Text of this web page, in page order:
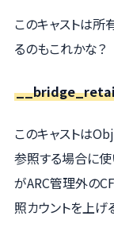
このキャストは
るのもこれかな？
このキャストは
参照する場合に使
がARC管理外の
照カウントを上げ